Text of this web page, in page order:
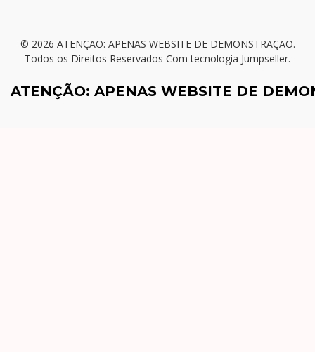
© 2026 ATENÇÃO: APENAS WEBSITE DE DEMONSTRAÇÃO.
Todos os Direitos Reservados Com tecnologia Jumpseller.
ATENÇÃO: APENAS WEBSITE DE